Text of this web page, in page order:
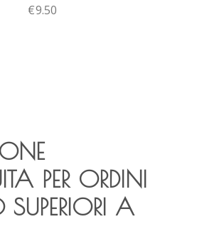
€9.50
PER ORDINI
SUPERIORI A